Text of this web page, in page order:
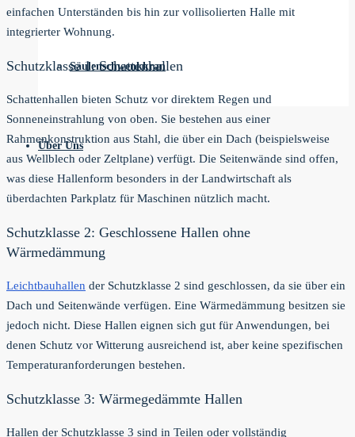
Säulenschwenkkran
Über Uns
einfachen Unterständen bis hin zur vollisolierten Halle mit
integrierter Wohnung.
Schutzklasse 1: Schattenhallen
Schattenhallen bieten Schutz vor direktem Regen und
Sonneneinstrahlung von oben. Sie bestehen aus einer
Rahmenkonstruktion aus Stahl, die über ein Dach (beispielsweise
aus Wellblech oder Zeltplane) verfügt. Die Seitenwände sind offen,
was diese Hallenform besonders in der Landwirtschaft als
überdachten Parkplatz für Maschinen nützlich macht.
Schutzklasse 2: Geschlossene Hallen ohne
Wärmedämmung
Leichtbauhallen der Schutzklasse 2 sind geschlossen, da sie über ein
Dach und Seitenwände verfügen. Eine Wärmedämmung besitzen sie
jedoch nicht. Diese Hallen eignen sich gut für Anwendungen, bei
denen Schutz vor Witterung ausreichend ist, aber keine spezifischen
Temperaturanforderungen bestehen.
Schutzklasse 3: Wärmegedämmte Hallen
Hallen der Schutzklasse 3 sind in Teilen oder vollständig